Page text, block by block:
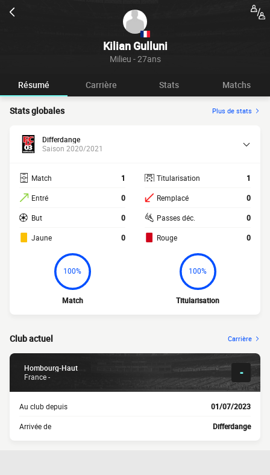
Kilian Gulluni
Milieu - 27ans
Résumé Carrière Stats Matchs
Stats globales Plus de stats
Differdange
Saison 2020/2021
Match 1
Entré 0
But 0
Jaune 0
Titularisation 1
Remplacé 0
Passes déc. 0
Rouge 0
100%
Match
100%
Titularisation
Club actuel Carrière
Hombourg-Haut
France -
-
Au club depuis 01/07/2023
Arrivée de Differdange